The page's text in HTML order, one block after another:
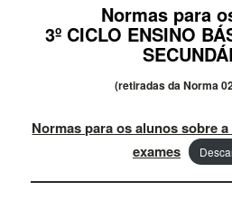
Normas para
3º CICLO ENSINO
(retiradas da Norma
Normas para os alunos sobre
exames